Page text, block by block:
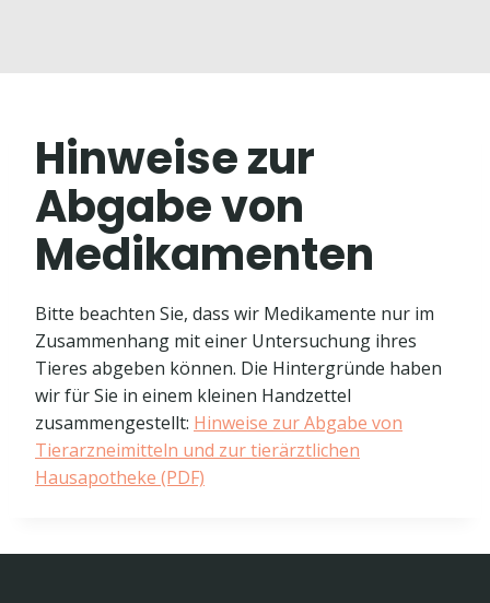
Hinweise zur
Abgabe von
Medikamenten
Bitte beachten Sie, dass wir Medikamente nur im
Zusammenhang mit einer Untersuchung ihres
Tieres abgeben können. Die Hintergründe haben
wir für Sie in einem kleinen Handzettel
zusammengestellt: Hinweise zur Abgabe von
Tierarzneimitteln und zur tierärztlichen
Hausapotheke (PDF)